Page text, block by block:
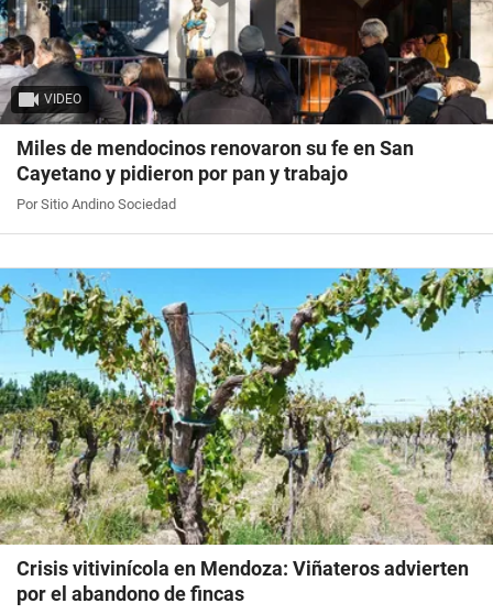
VIDEO
Miles de mendocinos renovaron su fe en San
Cayetano y pidieron por pan y trabajo
Por Sitio Andino Sociedad
Crisis vitivinícola en Mendoza: Viñateros advierten
por el abandono de fincas